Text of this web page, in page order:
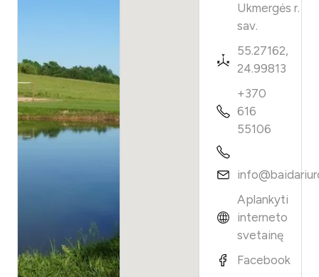
Ukmergės r.
sav.
55.27162,
24.99813
+370
616
55106
Aplankyti
interneto
svetainę
Facebook